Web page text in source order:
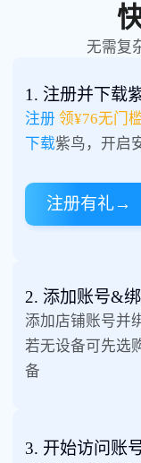
无需复
1. 注册并下载
注册领¥76无门
下载紫鸟，开启
注册有礼→
2. 添加账号&
添加店铺账号并
若无设备可先选
备
3. 开始访问账